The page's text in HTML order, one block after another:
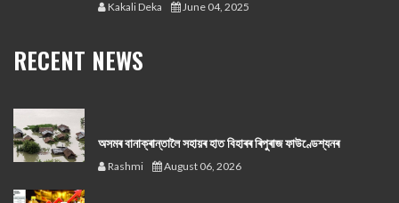
Kakali Deka June 04, 2025
RECENT NEWS
অসমৰ বানাক্ৰান্তালৈ সহায়ৰ হাত বিহাৰৰ ৰিপুৰাজ ফাউণ্ডেশ্যনৰ
Rashmi August 06, 2026